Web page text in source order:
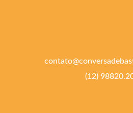
(12)